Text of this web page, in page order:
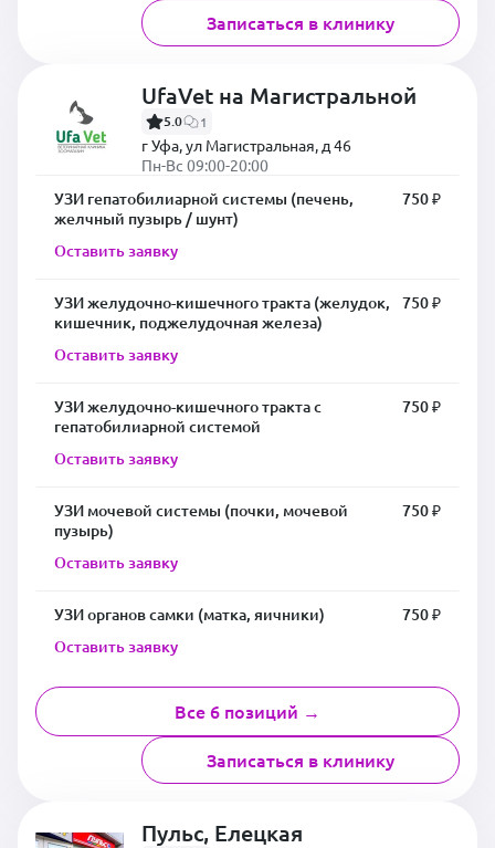
Записаться в клинику
UfaVet на Магистральной
5.0 1
г Уфа, ул Магистральная, д 46
Пн-Вс 09:00-20:00
УЗИ гепатобилиарной системы (печень,
желчный пузырь / шунт)
750 ₽
Оставить заявку
УЗИ желудочно-кишечного тракта (желудок,
кишечник, поджелудочная железа)
750 ₽
Оставить заявку
УЗИ желудочно-кишечного тракта с
гепатобилиарной системой
750 ₽
Оставить заявку
УЗИ мочевой системы (почки, мочевой
пузырь)
750 ₽
Оставить заявку
УЗИ органов самки (матка, яичники)
750 ₽
Оставить заявку
Все 6 позиций →
Записаться в клинику
Пульс, Елецкая